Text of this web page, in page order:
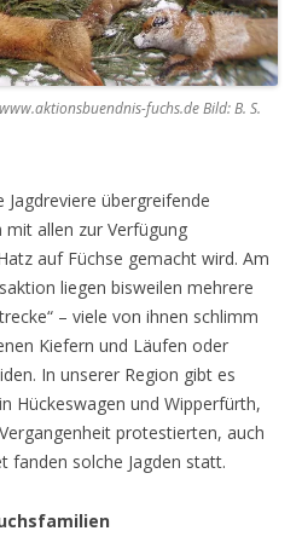
fuchs.de Bild: B. S.
übergreifende
mit allen zur Verfügung
auf Füchse gemacht wird. Am
liegen bisweilen mehrere
– viele von ihnen schlimm
Kiefern und Läufen oder
In unserer Region gibt es
Hückeswagen und Wipperfürth,
protestierten, auch
fanden solche Jagden statt.